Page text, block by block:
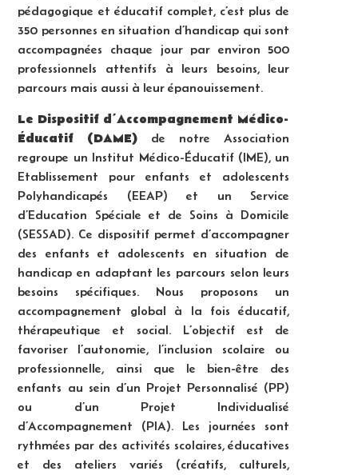
pédagogique et éducatif complet, c’est plus de
350 personnes en situation d’handicap qui sont
accompagnées chaque jour par environ 500
professionnels attentifs à leurs besoins, leur
parcours mais aussi à leur épanouissement.
Le Dispositif d’Accompagnement Médico-
Éducatif (DAME)
de notre Association
regroupe un Institut Médico-Éducatif (IME), un
Etablissement pour enfants et adolescents
Polyhandicapés (EEAP) et un Service
d’Education Spéciale et de Soins à Domicile
(SESSAD). Ce dispositif permet d’accompagner
des enfants et adolescents en situation de
handicap en adaptant les parcours selon leurs
besoins spécifiques. Nous proposons un
accompagnement global à la fois éducatif,
thérapeutique et social. L’objectif est de
favoriser l’autonomie, l’inclusion scolaire ou
professionnelle, ainsi que le bien-être des
enfants au sein d’un Projet Personnalisé (PP)
ou d’un Projet Individualisé
d’Accompagnement (PIA). Les journées sont
rythmées par des activités scolaires, éducatives
et des ateliers variés (créatifs, culturels,